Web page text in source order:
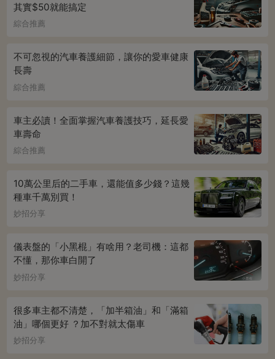
其實$50就能搞定
綜合推薦
不可忽視的汽車養護細節，讓你的愛車健康
長壽
綜合推薦
車主必讀！全面掌握汽車養護技巧，延長愛
車壽命
綜合推薦
10萬公里后的二手車，還能值多少錢？這幾
種車千萬別買！
妙招分享
儀表盤的「小黑棍」有啥用？老司機：這都
不懂，那你車白開了
妙招分享
很多車主都不清楚，「加半箱油」和「滿箱
油」哪個更好 ？加不對就太傷車
妙招分享